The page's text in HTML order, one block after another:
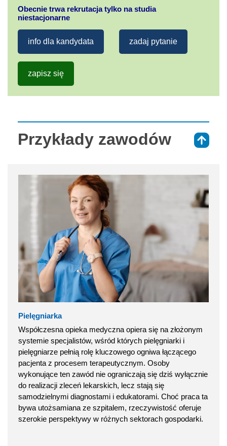
Obecnie trwa rekrutacja tylko na studia
niestacjonarne
info dla kandydata zadaj pytanie
zapisz się
Przykłady zawodów
Pielęgniarka
Współczesna opieka medyczna opiera się na złożonym
systemie specjalistów, wśród których pielęgniarki i
pielęgniarze pełnią rolę kluczowego ogniwa łączącego
pacjenta z procesem terapeutycznym. Osoby
wykonujące ten zawód nie ograniczają się dziś wyłącznie
do realizacji zleceń lekarskich, lecz stają się
samodzielnymi diagnostami i edukatorami. Choć praca ta
bywa utożsamiana ze szpitalem, rzeczywistość oferuje
szerokie perspektywy w różnych sektorach gospodarki.